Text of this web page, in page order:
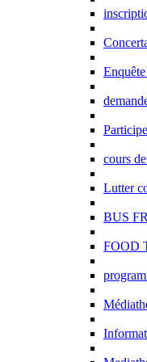
cours
Lutter
BUS
FOOD